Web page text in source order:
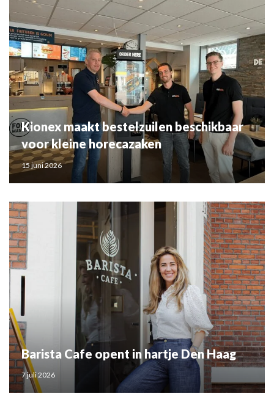
Kionex maakt bestelzuilen beschikbaar
voor kleine horecazaken
15 juni 2026
Barista Cafe opent in hartje Den Haag
7 juli 2026